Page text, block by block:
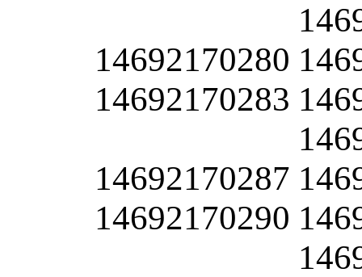
14692170280
14692170283
14692170287
14692170290